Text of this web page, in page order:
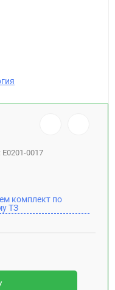
Е0201-0017
комплект по
ТЗ